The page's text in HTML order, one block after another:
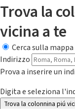
Trova la
vicina a te
Cerca sulla mappa
Indirizzo
Prova a inserire un
Digita e seleziona
Trova la colonnina piú